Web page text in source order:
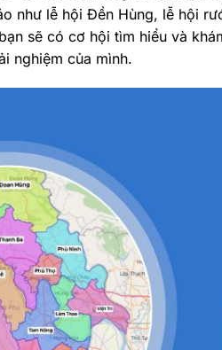
như lễ hội Đền Hùng, lễ hội
sẽ có cơ hội tìm hiểu và
nghiệm của mình.